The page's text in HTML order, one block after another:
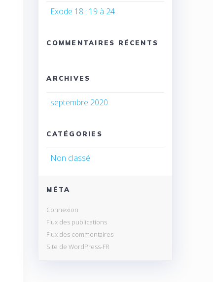
Exode 18 : 19 à 24
COMMENTAIRES RÉCENTS
ARCHIVES
septembre 2020
CATÉGORIES
Non classé
MÉTA
Connexion
Flux des publications
Flux des commentaires
Site de WordPress-FR